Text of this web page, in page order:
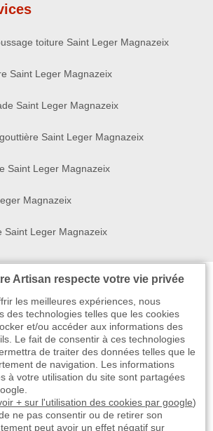
toiture Saint Leger Magnazeix
Saint Leger Magnazeix
Saint Leger Magnazeix
Saint Leger Magnazeix
Saint Leger Magnazeix
Magnazeix
Saint Leger Magnazeix
- indisponible>
Artisan respecte votre vie privée
les meilleures expériences, nous
des technologies telles que les cookies
et/ou accéder aux informations des
Le fait de consentir à ces technologies
de traiter des données telles que le
de navigation. Les informations
à votre utilisation du site sont partagées
+ sur l'utilisation des cookies par google)
ne pas consentir ou de retirer son
peut avoir un effet négatif sur